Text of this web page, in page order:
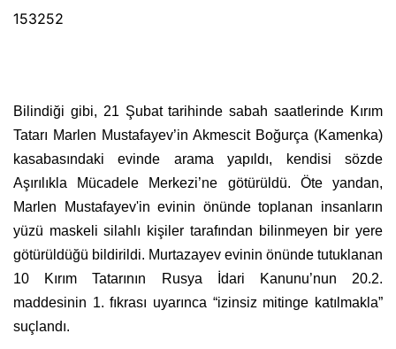
153252
Bilindiği gibi, 21 Şubat tarihinde sabah saatlerinde Kırım
Tatarı Marlen Mustafayev’in Akmescit Boğurça (Kamenka)
kasabasındaki evinde arama yapıldı, kendisi sözde
Aşırılıkla Mücadele Merkezi’ne götürüldü. Öte yandan,
Marlen Mustafayev'in evinin önünde toplanan insanların
yüzü maskeli silahlı kişiler tarafından bilinmeyen bir yere
götürüldüğü bildirildi. Murtazayev evinin önünde tutuklanan
10 Kırım Tatarının Rusya İdari Kanunu’nun 20.2.
maddesinin 1. fıkrası uyarınca “izinsiz mitinge katılmakla”
suçlandı.